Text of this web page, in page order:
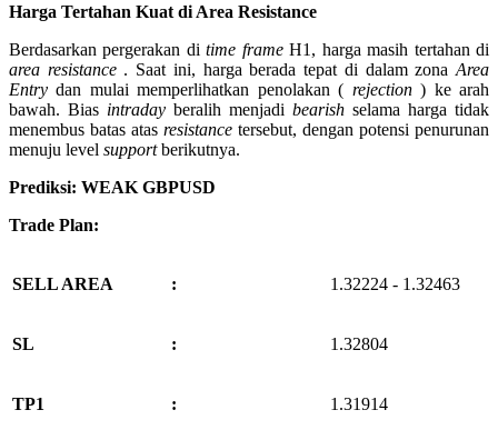
Harga Tertahan Kuat di Area Resistance
Berdasarkan pergerakan ditime frame H1, harga masih tertahan di
area resistance . Saat ini, harga berada tepat di dalam zonaArea
Entry dan mulai memperlihatkan penolakan ( rejection ) ke arah
bawah. Bias intraday beralih menjadi bearish selama harga tidak
menembus batas atas resistance tersebut, dengan potensi penurunan
menuju level support berikutnya.
Prediksi: WEAK GBPUSD
Trade Plan:
SELL AREA : 1.32224 - 1.32463
SL : 1.32804
TP1 : 1.31914